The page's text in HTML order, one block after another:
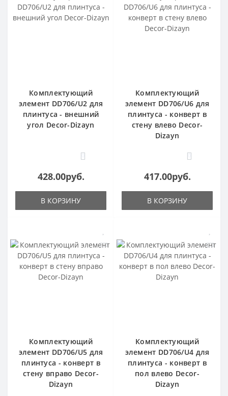
Комплектующий
элемент DD706/U2 для
плинтуса - внешний
угол Decor-Dizayn
0
428.00руб.
В КОРЗИНУ
Комплектующий
элемент DD706/U6 для
плинтуса - конверт в
стену влево Decor-
Dizayn
0
417.00руб.
В КОРЗИНУ
Комплектующий
элемент DD706/U5 для
плинтуса - конверт в
стену вправо Decor-
Dizayn
Комплектующий
элемент DD706/U4 для
плинтуса - конверт в
пол влево Decor-
Dizayn